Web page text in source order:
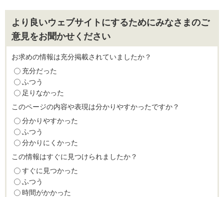
より良いウェブサイトにするためにみなさまのご
意見をお聞かせください
お求めの情報は充分掲載されていましたか？
充分だった
ふつう
足りなかった
このページの内容や表現は分かりやすかったですか？
分かりやすかった
ふつう
分かりにくかった
この情報はすぐに見つけられましたか？
すぐに見つかった
ふつう
時間がかかった